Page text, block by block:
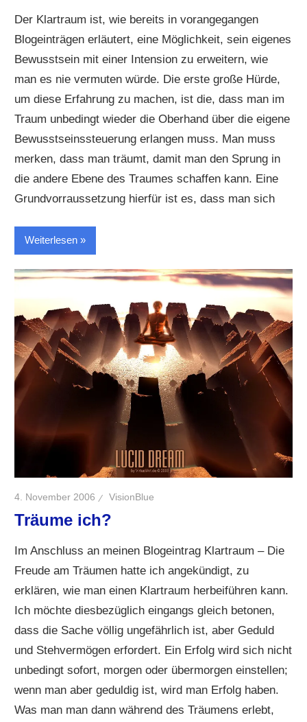
Der Klartraum ist, wie bereits in vorangegangen
Blogeinträgen erläutert, eine Möglichkeit, sein eigenes
Bewusstsein mit einer Intension zu erweitern, wie
man es nie vermuten würde. Die erste große Hürde,
um diese Erfahrung zu machen, ist die, dass man im
Traum unbedingt wieder die Oberhand über die eigene
Bewusstseinssteuerung erlangen muss. Man muss
merken, dass man träumt, damit man den Sprung in
die andere Ebene des Traumes schaffen kann. Eine
Grundvorraussetzung hierfür ist es, dass man sich
Weiterlesen
4. November 2006 VisionBlue
Träume ich?
Im Anschluss an meinen Blogeintrag Klartraum – Die
Freude am Träumen hatte ich angekündigt, zu
erklären, wie man einen Klartraum herbeiführen kann.
Ich möchte diesbezüglich eingangs gleich betonen,
dass die Sache völlig ungefährlich ist, aber Geduld
und Stehvermögen erfordert. Ein Erfolg wird sich nicht
unbedingt sofort, morgen oder übermorgen einstellen;
wenn man aber geduldig ist, wird man Erfolg haben.
Was man man dann während des Träumens erlebt,